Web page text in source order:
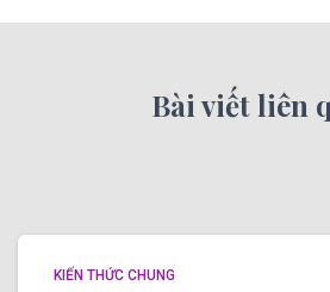
Bài viết liên
KIẾN THỨC CHUNG